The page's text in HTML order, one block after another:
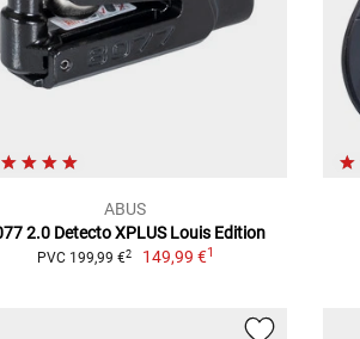
ABUS
2.0 Detecto XPLUS Louis Edition
PVC 199,99 €2 149,99 €1